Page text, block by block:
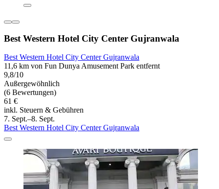
Best Western Hotel City Center Gujranwala
Best Western Hotel City Center Gujranwala
11,6 km von Fun Dunya Amusement Park entfernt
9,8/10
Außergewöhnlich
(6 Bewertungen)
61 €
inkl. Steuern & Gebühren
7. Sept.–8. Sept.
Best Western Hotel City Center Gujranwala